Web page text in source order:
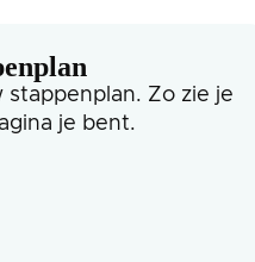
stappenplan. Zo zie je
je bent.